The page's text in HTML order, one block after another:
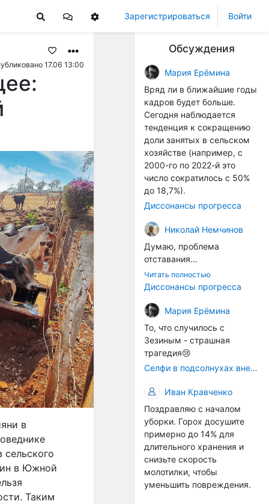
Зарегистрироваться Войти
17.06 13:00
в
в Южной
Таким
Обсуждения
Мария Ерёмина
Вряд ли в ближайшие годы
кадров будет больше.
Сегодня наблюдается
тенденция к сокращению
доли занятых в сельском
хозяйстве (например, с
2000-го по 2022-й это
число сократилось с 50%
до 18,7%).
Диссонансы прогресса
Николай Немчинов
Думаю, проблема
отставания
технологичности
оборудования в
окажется связана с
кадрами. Их надо будет
все больше, чтобы
затыкать
образовывающиеся
технологические дыры. И
это в рамках
существующих реалий для
людей принимающих
решения как раз хорошо,
само село окажется при
деле, да и количество
задействованных в
сельхозпоризводстве
кадров таким образом
Читать полностью
Диссонансы прогресса
Мария Ерёмина
То, что случилось с
Зезиным - страшная
трагедия😢
Селфи в подсолнухах вне закона: За проникновение на сельхозземли без разрешения хотят штрафовать
Иван Кравченко
Поздравляю с началом
уборки. Горох досушите
примерно до 14% для
длительного хранения и
снизьте скорость
молотилки, чтобы
уменьшить повреждения.